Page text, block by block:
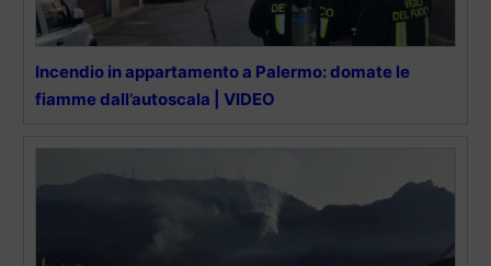
Incendio in appartamento a Palermo: domate le
fiamme dall’autoscala | VIDEO